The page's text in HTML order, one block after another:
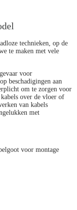
technieken, op de
te maken met vele
voor
beschadigingen aan
om te zorgen voor
over de vloer of
van kabels
met
voor montage